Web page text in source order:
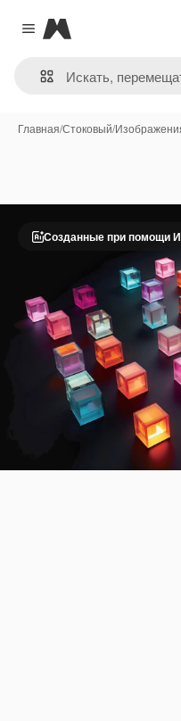
Close menu
Magnific
Главная/Стоковый/
Созданные при помощи